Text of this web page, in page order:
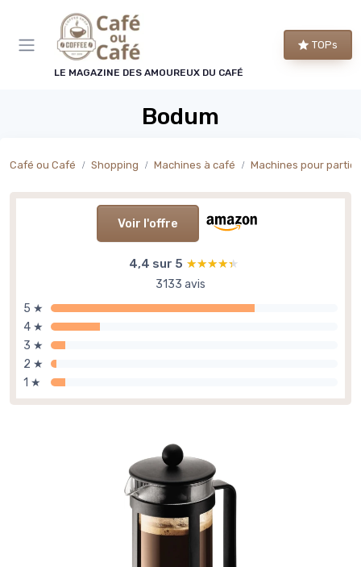
LE MAGAZINE DES AMOUREUX DU CAFÉ
TOPs
Bodum
Café ou Café Shopping Machines à café Machines pour
Voir l'offre
4,4 sur 5 ★★★★★
★★★★★
3133 avis
5 ★
4 ★
3 ★
2 ★
1 ★
Panneau de gestion des cookies